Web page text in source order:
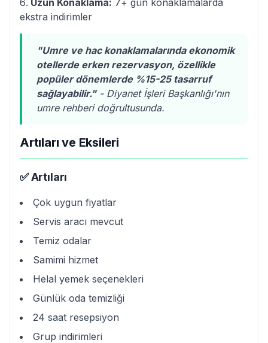
Uzun Konaklama: 7+ gün konaklamalarda
ekstra indirimler
"Umre ve hac konaklamalarında ekonomik
otellerde erken rezervasyon, özellikle
popüler dönemlerde %15-25 tasarruf
sağlayabilir."- Diyanet İşleri Başkanlığı'nın
umre rehberi doğrultusunda.
Artıları ve Eksileri
✅ Artıları
Çok uygun fiyatlar
Servis aracı mevcut
Temiz odalar
Samimi hizmet
Helal yemek seçenekleri
Günlük oda temizliği
24 saat resepsiyon
Grup indirimleri